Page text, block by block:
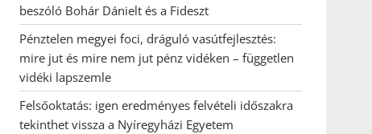
beszóló Bohár Dánielt és a Fideszt
Pénztelen megyei foci, dráguló vasútfejlesztés:
mire jut és mire nem jut pénz vidéken – független
vidéki lapszemle
Felsőoktatás: igen eredményes felvételi időszakra
tekinthet vissza a Nyíregyházi Egyetem